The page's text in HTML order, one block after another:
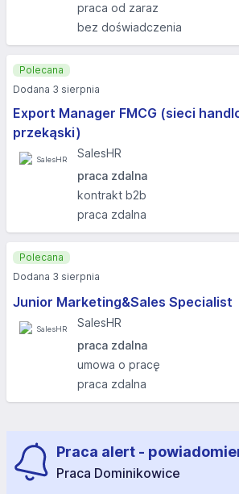
praca od zaraz
bez doświadczenia
Export Manager FMCG (sieci
przekąski)
SalesHR
praca zdalna
kontrakt b2b
praca zdalna
Polecana
Dodana 3 sierpnia
Junior Marketing&Sales Specialist
SalesHR
praca zdalna
umowa o pracę
praca zdalna
Polecana
Dodana 3 sierpnia
Praca alert -
Praca Dominikowice